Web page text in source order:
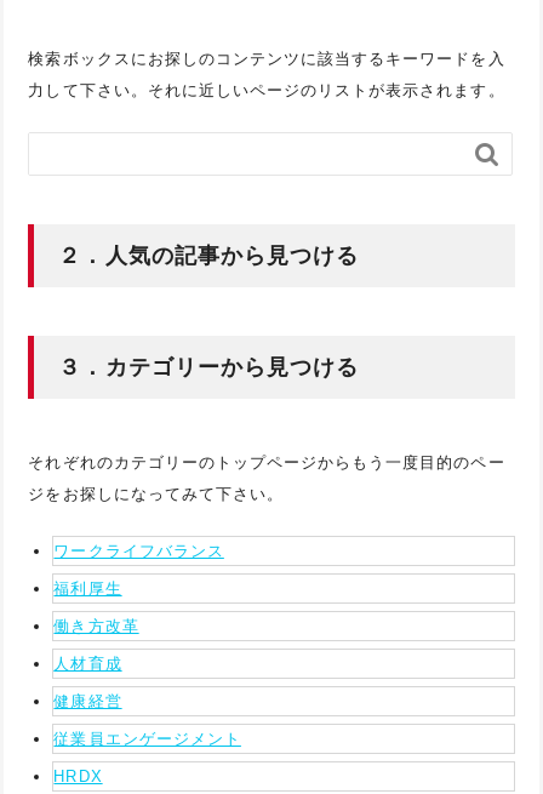
検索ボックスにお探しのコンテンツに該当するキーワードを入
力して下さい。それに近しいページのリストが表示されます。

２．人気の記事から見つける
３．カテゴリーから見つける
それぞれのカテゴリーのトップページからもう一度目的のペー
ジをお探しになってみて下さい。
ワークライフバランス
福利厚生
働き方改革
人材育成
健康経営
従業員エンゲージメント
HRDX